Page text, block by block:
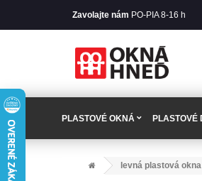
Zavolajte nám PO-PIA 8-16 h
PLASTOVÉ OKNÁ PLASTOVÉ
levná plastová